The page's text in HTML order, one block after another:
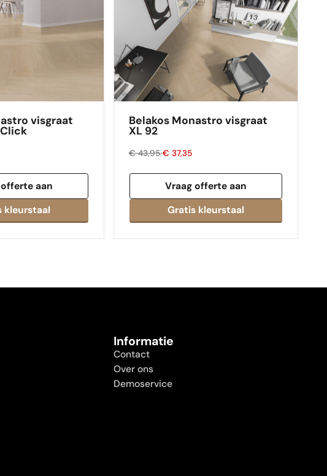
visgraat
aan
Belakos Monastro visgraat
XL 92
€ 43,95€ 37,35
Vraag offerte aan
Informatie
Contact
Over ons
Demoservice